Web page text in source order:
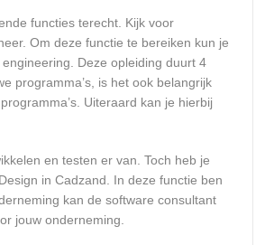
functies terecht. Kijk voor
Om deze functie te bereiken kun je
Deze opleiding duurt 4
programma’s, is het ook belangrijk
Uiteraard kan je hierbij
en testen er van. Toch heb je
in Cadzand. In deze functie ben
kan de software consultant
jouw onderneming.